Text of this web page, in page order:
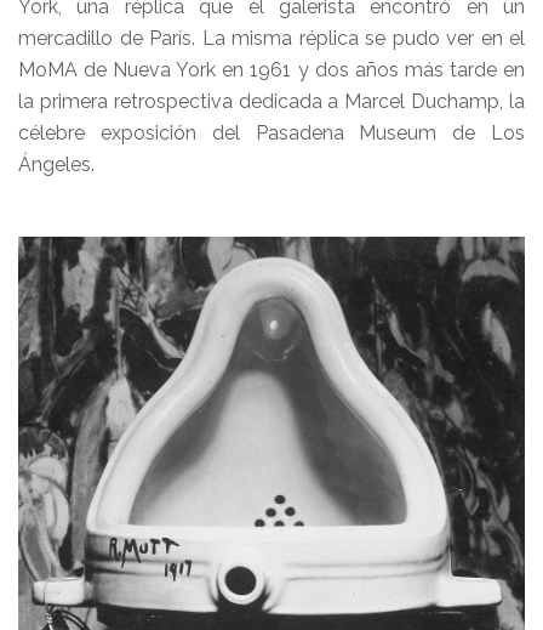
York, una réplica que el galerista encontró en un
mercadillo de París. La misma réplica se pudo ver en el
MoMA de Nueva York en 1961 y dos años más tarde en
la primera retrospectiva dedicada a Marcel Duchamp, la
célebre exposición del Pasadena Museum de Los
Ángeles.